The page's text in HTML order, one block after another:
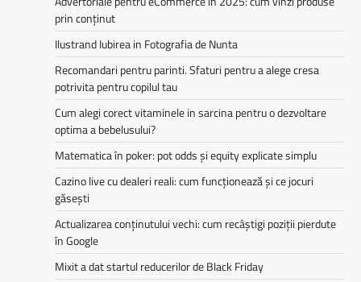
prin conținut
Ilustrand Iubirea in Fotografia de Nunta
Recomandari pentru parinti. Sfaturi pentru a alege cresa
potrivita pentru copilul tau
Cum alegi corect vitaminele in sarcina pentru o dezvoltare
optima a bebelusului?
Matematica în poker: pot odds și equity explicate simplu
Cazino live cu dealeri reali: cum funcționează și ce jocuri
găsești
Actualizarea conținutului vechi: cum recâștigi poziții pierdute
în Google
Mixit a dat startul reducerilor de Black Friday